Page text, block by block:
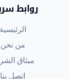
روابط
الرئيسية
من نحن
ميثاق
اتصل بنا